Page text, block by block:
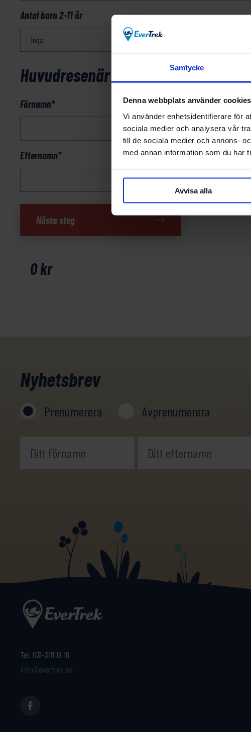
Samtycke
Denna webbplats använder cookies
Vi använder enhetsidentifierare för
sociala medier och analysera vår
till de sociala medier och annons-
med annan information som du har
Avvisa alla
Antal barn 2-11 år
Huvudresenär
Förnamn*
Efternamn*
Jean
Pied
Port
Nästa steg
0kr
Nyhetsbrev
Prenumerera Avprenumerera
Tel: 031-301 18 18
info@evertrek.se